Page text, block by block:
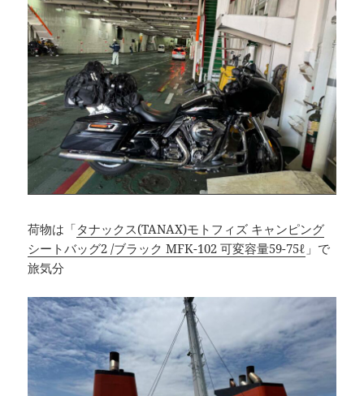
荷物は「タナックス(TANAX)モトフィズ キャンピング
シートバッグ2 /ブラック MFK-102 可変容量59-75ℓ 」で
旅気分